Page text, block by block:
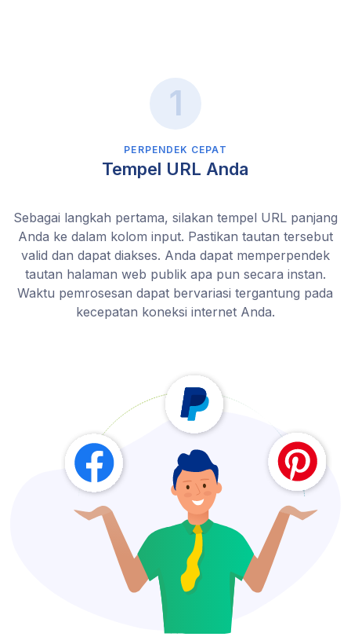
PERPENDEK CEPAT
Tempel URL Anda
Sebagai langkah pertama, silakan tempel URL panjang
Anda ke dalam kolom input. Pastikan tautan tersebut
valid dan dapat diakses. Anda dapat memperpendek
tautan halaman web publik apa pun secara instan.
Waktu pemrosesan dapat bervariasi tergantung pada
kecepatan koneksi internet Anda.